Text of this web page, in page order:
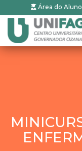
Área do Aluno